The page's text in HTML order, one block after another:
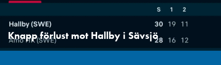
Knapp förlust mot Hallby i Sävsjö